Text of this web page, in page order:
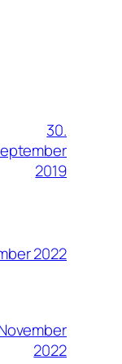
30.
2019
2022
2022